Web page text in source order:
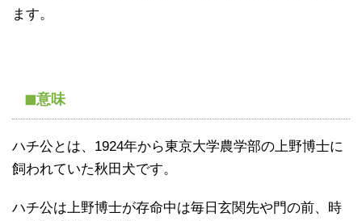
ます。
◼意味
ハチ公とは、1924年から東京大学農学部の上野博士に
飼われていた秋田犬です。
ハチ公は上野博士が存命中は毎日玄関先や門の前、時